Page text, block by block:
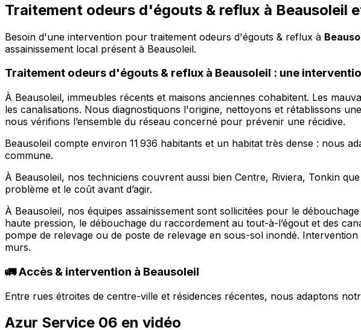
Traitement odeurs d'égouts & reflux à Beausoleil
Besoin d'une intervention pour traitement odeurs d'égouts & reflux à
assainissement local présent à Beausoleil.
Traitement odeurs d'égouts & reflux à Beausoleil : une
À Beausoleil, immeubles récents et maisons anciennes cohabitent. Les
les canalisations. Nous diagnostiquons l'origine, nettoyons et rétablissons
nous vérifions l’ensemble du réseau concerné pour prévenir une récidive.
Beausoleil compte environ 11 936 habitants et un habitat très dense : nous
commune.
À Beausoleil, nos techniciens couvrent aussi bien Centre, Riviera, Tonkin
problème et le coût avant d’agir.
À Beausoleil, nos équipes assainissement sont sollicitées pour le
haute pression, le débouchage du raccordement au tout-à-l’égout et des
pompe de relevage ou de poste de relevage en sous-sol inondé.
murs.
🚛 Accès & intervention à Beausoleil
Entre rues étroites de centre-ville et résidences récentes, nous adaptons
Azur Service 06 en vidéo